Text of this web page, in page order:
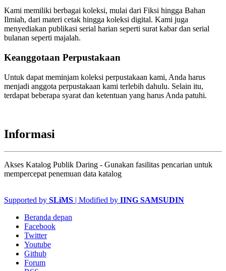
Kami memiliki berbagai koleksi, mulai dari Fiksi hingga Bahan
Ilmiah, dari materi cetak hingga koleksi digital. Kami juga
menyediakan publikasi serial harian seperti surat kabar dan serial
bulanan seperti majalah.
Keanggotaan Perpustakaan
Untuk dapat meminjam koleksi perpustakaan kami, Anda harus
menjadi anggota perpustakaan kami terlebih dahulu. Selain itu,
terdapat beberapa syarat dan ketentuan yang harus Anda patuhi.
Informasi
Akses Katalog Publik Daring - Gunakan fasilitas pencarian untuk
mempercepat penemuan data katalog
Supported by SLiMS | Modified by IING SAMSUDIN
Beranda depan
Facebook
Twitter
Youtube
Github
Forum